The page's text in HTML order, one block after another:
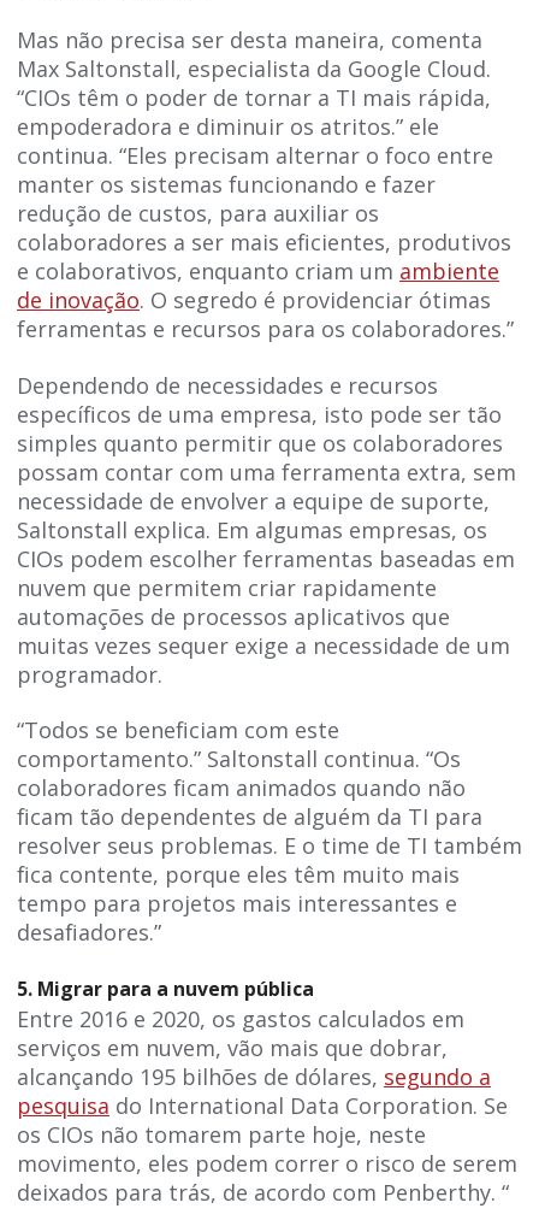
Mas não precisa ser desta maneira, comenta
Max Saltonstall, especialista da Google Cloud.
“CIOs têm o poder de tornar a TI mais rápida,
empoderadora e diminuir os atritos.” ele
continua. “Eles precisam alternar o foco entre
manter os sistemas funcionando e fazer
redução de custos, para auxiliar os
colaboradores a ser mais eficientes, produtivos
e colaborativos, enquanto criam um ambiente
de inovação. O segredo é providenciar ótimas
ferramentas e recursos para os colaboradores.”
Dependendo de necessidades e recursos
específicos de uma empresa, isto pode ser tão
simples quanto permitir que os colaboradores
possam contar com uma ferramenta extra, sem
necessidade de envolver a equipe de suporte,
Saltonstall explica. Em algumas empresas, os
CIOs podem escolher ferramentas baseadas em
nuvem que permitem criar rapidamente
automações de processos aplicativos que
muitas vezes sequer exige a necessidade de um
programador.
“Todos se beneficiam com este
comportamento.” Saltonstall continua. “Os
colaboradores ficam animados quando não
ficam tão dependentes de alguém da TI para
resolver seus problemas. E o time de TI também
fica contente, porque eles têm muito mais
tempo para projetos mais interessantes e
desafiadores.”
5. Migrar para a nuvem pública
Entre 2016 e 2020, os gastos calculados em
serviços em nuvem, vão mais que dobrar,
alcançando 195 bilhões de dólares, segundo a
pesquisa do International Data Corporation. Se
os CIOs não tomarem parte hoje, neste
movimento, eles podem correr o risco de serem
deixados para trás, de acordo com Penberthy. “